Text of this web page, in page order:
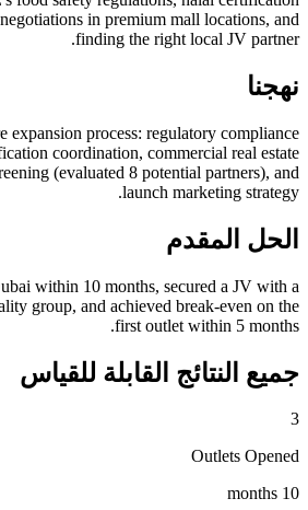
in premium mall locations, and
finding the right local JV partner.
نهجنا
expansion process: regulatory compliance
coordination, commercial real estate
(evaluated 8 potential partners), and
launch marketing strategy.
الحل المقدم
within 10 months, secured a JV with a
group, and achieved break-even on the
first outlet within 5 months.
جميع النتائج القابلة للقياس
3
Outlets Opened
10 months